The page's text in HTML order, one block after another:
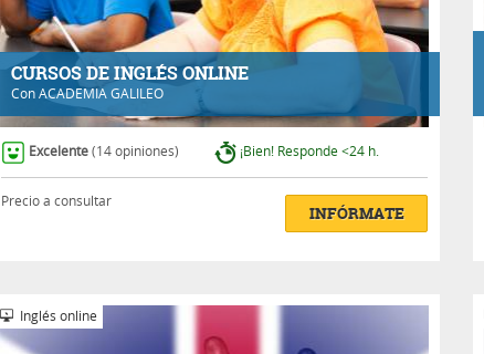
CURSOS DE INGLÉS ONLINE
ConACADEMIA GALILEO
Excelente (14 opiniones) ¡Bien! Responde <24 h.
Precio a consultar
INFÓRMATE
Inglés online